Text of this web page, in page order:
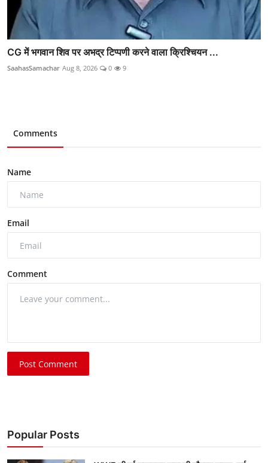
CG में भगवान शिव पर अभद्र टिप्पणी करने वाला क्रिश्चियन ...
SaahasSamachar Aug 8, 2026 0 9
Comments
Name
Email
Comment
Post Comment
Popular Posts